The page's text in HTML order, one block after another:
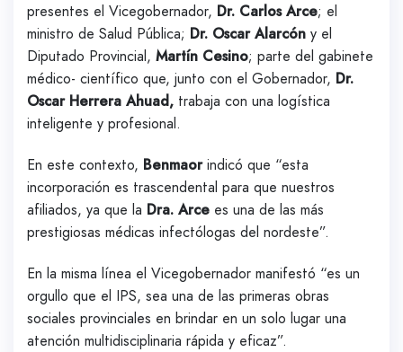
presentes el Vicegobernador, Dr. Carlos Arce; el
ministro de Salud Pública; Dr. Oscar Alarcón y el
Diputado Provincial, Martín Cesino; parte del gabinete
médico- científico que, junto con el Gobernador, Dr.
Oscar Herrera Ahuad, trabaja con una logística
inteligente y profesional.
En este contexto, Benmaorindicó que “esta
incorporación es trascendental para que nuestros
afiliados, ya que la Dra. Arce es una de las más
prestigiosas médicas infectólogas del nordeste”.
En la misma línea el Vicegobernador manifestó “es un
orgullo que el IPS, sea una de las primeras obras
sociales provinciales en brindar en un solo lugar una
atención multidisciplinaria rápida y eficaz”.